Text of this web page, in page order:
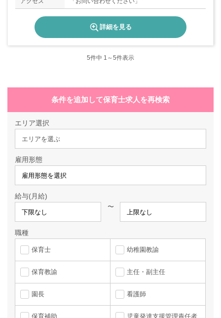
詳細を見る
5件中 1～5件表示
条件を追加して保育士求人を再検索
エリア選択
エリアを選ぶ
雇用形態
給与(月給)
〜
職種
保育士 幼稚園教諭
保育教諭 主任・副主任
園長 看護師
保育補助 児童発達支援管理責任者